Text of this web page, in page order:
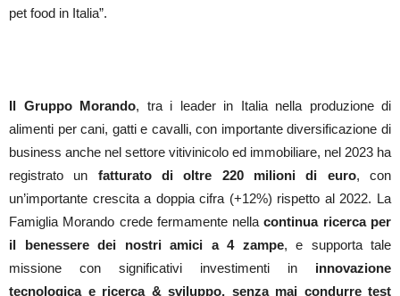
pet food in Italia”.
Il Gruppo Morando, tra i leader in Italia nella produzione di
alimenti per cani, gatti e cavalli, con importante diversificazione di
business anche nel settore vitivinicolo ed immobiliare, nel 2023 ha
registrato un fatturato di oltre 220 milioni di euro, con
un’importante crescita a doppia cifra (+12%) rispetto al 2022. La
Famiglia Morando crede fermamente nellacontinua ricerca per
il benessere dei nostri amici a 4 zampe, e supporta tale
missione con significativi investimenti in innovazione
tecnologica e ricerca & sviluppo, senza mai condurre test